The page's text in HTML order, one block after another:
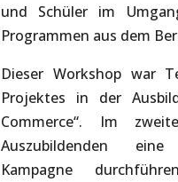
und Schüler im
Programmen aus dem
Dieser Workshop war
Projektes in der
Commerce“. Im
Auszubildenden
Kampagne